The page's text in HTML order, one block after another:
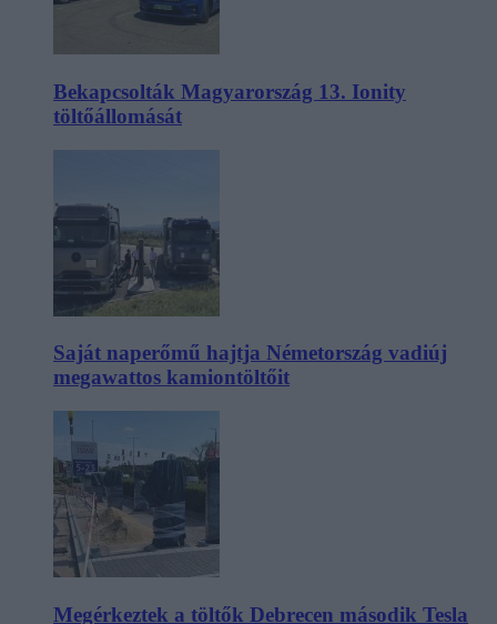
Bekapcsolták Magyarország 13. Ionity
töltőállomását
Saját naperőmű hajtja Németország vadiúj
megawattos kamiontöltőit
Megérkeztek a töltők Debrecen második Tesla